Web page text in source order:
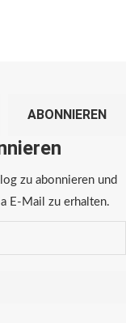
ABONNIEREN
zu abonnieren und
E-Mail zu erhalten.